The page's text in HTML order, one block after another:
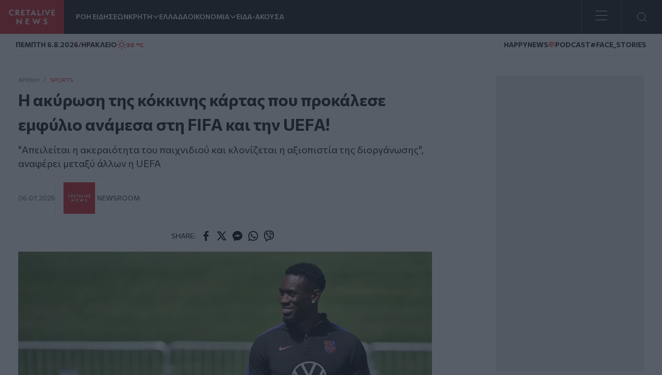
ΡΟΗ ΕΙΔΗΣΕΩΝΚΡΗΤΗ ΕΛΛΑΔΑΟΙΚΟΝΟΜΙΑ ΕΙΔΑ-ΑΚΟΥΣΑ
ΠΕΜΠΤΗ 6.8.2026/ΗΡΑΚΛΕΙΟ 30 °C HAPPYNEWS PODCAST#FACE_STORIES
ΑΡΧΙΚΗ / SPORTS
Η ακύρωση της κόκκινης κάρτας που προκάλεσε
εμφύλιο ανάμεσα στη FIFA και την UEFA!
"Απειλείται η ακεραιότητα του παιχνιδιού και κλονίζεται η αξιοπιστία της διοργάνωσης",
αναφέρει μεταξύ άλλων η UEFA
06.07.2026 NEWSROOM
SHARE: